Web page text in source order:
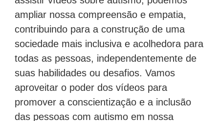
ampliar nossa compreensão e empatia,
contribuindo para a construção de uma
sociedade mais inclusiva e acolhedora para
todas as pessoas, independentemente de
suas habilidades ou desafios. Vamos
aproveitar o poder dos vídeos para
promover a conscientização e a inclusão
das pessoas com autismo em nossa